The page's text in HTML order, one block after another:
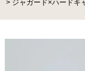
ジャガード×ハードキ